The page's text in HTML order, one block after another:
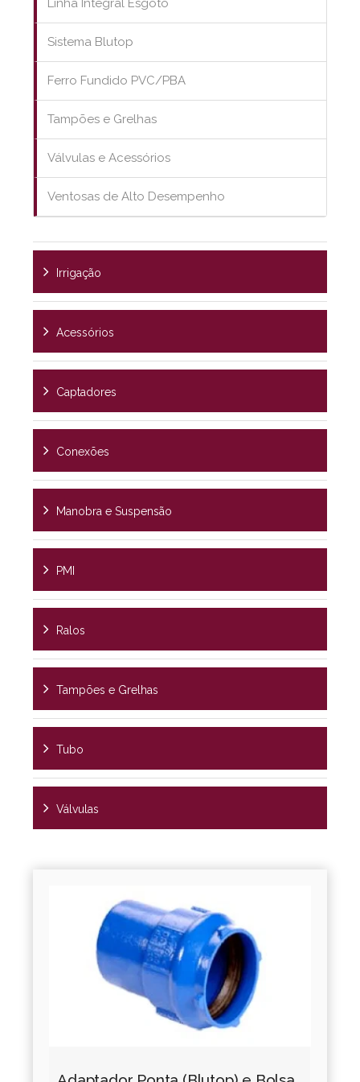
Linha Integral Esgoto
Sistema Blutop
Ferro Fundido PVC/PBA
Tampões e Grelhas
Válvulas e Acessórios
Ventosas de Alto Desempenho
Irrigação
Acessórios
Captadores
Conexões
Manobra e Suspensão
PMI
Ralos
Tampões e Grelhas
Tubo
Válvulas